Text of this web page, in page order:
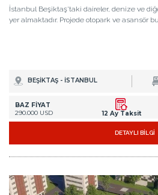
İstanbul Beşiktaş'taki daireler, denize ve
yer almaktadır. Projede otopark ve asansör
BEŞİKTAŞ - İSTANBUL
BAZ FİYAT
290.000 USD
12 Ay Taksit
DETAYLI BİLGİ